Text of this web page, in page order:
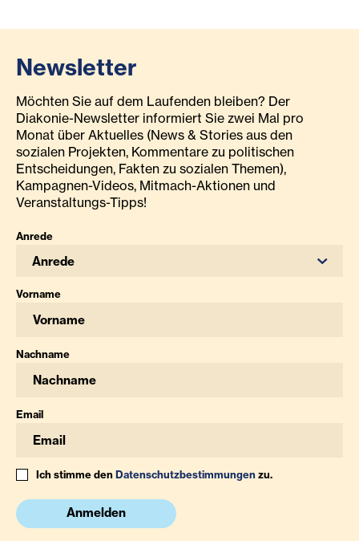
Newsletter
Möchten Sie auf dem Laufenden bleiben? Der
Diakonie-Newsletter informiert Sie zwei Mal pro
Monat über Aktuelles (News & Stories aus den
sozialen Projekten, Kommentare zu politischen
Entscheidungen, Fakten zu sozialen Themen),
Kampagnen-Videos, Mitmach-Aktionen und
Veranstaltungs-Tipps!
Anrede
Anrede
Vorname
Nachname
Email
Ich stimme denDatenschutzbestimmungenzu.
Anmelden